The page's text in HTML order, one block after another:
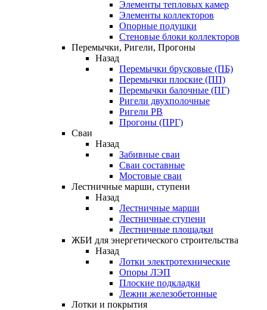
Элементы тепловых камер
Элементы коллекторов
Опорные подушки
Стеновые блоки коллекторов
Перемычки, Ригели, Прогоны
Назад
Перемычки брусковые (ПБ)
Перемычки плоские (ПП)
Перемычки балочные (ПГ)
Ригели двухполочные
Ригели РВ
Прогоны (ПРГ)
Сваи
Назад
Забивные сваи
Сваи составные
Мостовые сваи
Лестничные марши, ступени
Назад
Лестничные марши
Лестничные ступени
Лестничные площадки
ЖБИ для энергетического строительства
Назад
Лотки электротехнические
Опоры ЛЭП
Плоские подкладки
Лежни железобетонные
Лотки и покрытия